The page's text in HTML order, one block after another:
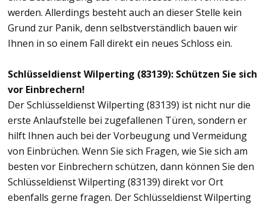
werden. Allerdings besteht auch an dieser Stelle kein
Grund zur Panik, denn selbstverständlich bauen wir
Ihnen in so einem Fall direkt ein neues Schloss ein.
Schlüsseldienst Wilperting (83139): Schützen Sie sich
vor Einbrechern!
Der Schlüsseldienst Wilperting (83139) ist nicht nur die
erste Anlaufstelle bei zugefallenen Türen, sondern er
hilft Ihnen auch bei der Vorbeugung und Vermeidung
von Einbrüchen. Wenn Sie sich Fragen, wie Sie sich am
besten vor Einbrechern schützen, dann können Sie den
Schlüsseldienst Wilperting (83139) direkt vor Ort
ebenfalls gerne fragen. Der Schlüsseldienst Wilperting